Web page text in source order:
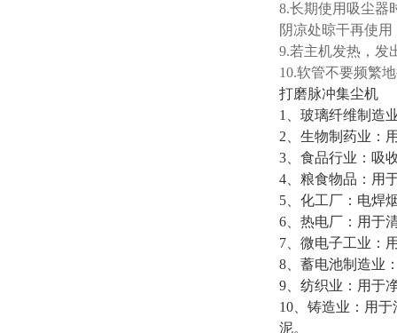
8.长期使用吸尘器
阴凉处晾干再使
9.若主机发热，发
10.软管不要频繁
打磨脉冲集尘机
1、玻璃纤维制造
2、生物制药业：
3、食品行业：吸
4、粮食物品：用
5、化工厂：电焊
6、热电厂：用于
7、微电子工业：
8、蓄电池制造业
9、纺织业：用于
10、铸造业：用
泥。